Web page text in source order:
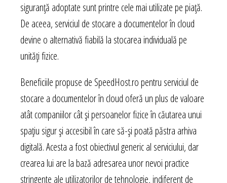
siguranță adoptate sunt printre cele mai utilizate pe piață.
De aceea, serviciul de stocare a documentelor în cloud
devine o alternativă fiabilă la stocarea individuală pe
unități fizice.
Beneficiile propuse de SpeedHost.ro pentru serviciul de
stocare a documentelor în cloud oferă un plus de valoare
atât companiilor cât și persoanelor fizice în căutarea unui
spațiu sigur și accesibil în care să-și poată păstra arhiva
digitală. Acesta a fost obiectivul generic al serviciului, dar
crearea lui are la bază adresarea unor nevoi practice
stringente ale utilizatorilor de tehnologie, indiferent de